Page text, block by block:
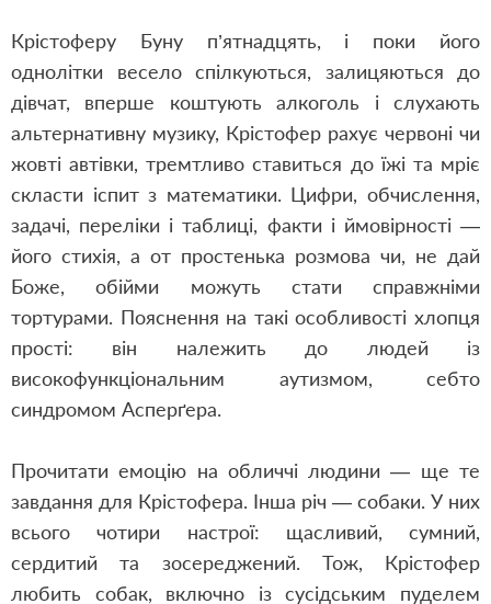
Крістоферу Буну п’ятнадцять, і поки його
однолітки весело спілкуються, залицяються до
дівчат, вперше коштують алкоголь і слухають
альтернативну музику, Крістофер рахує червоні чи
жовті автівки, тремтливо ставиться до їжі та мріє
скласти іспит з математики. Цифри, обчислення,
задачі, переліки і таблиці, факти і ймовірності —
його стихія, а от простенька розмова чи, не дай
Боже, обійми можуть стати справжніми
тортурами. Пояснення на такі особливості хлопця
прості: він належить до людей із
високофункціональним аутизмом, себто
синдромом Асперґера.
Прочитати емоцію на обличчі людини — ще те
завдання для Крістофера. Інша річ — собаки. У них
всього чотири настрої: щасливий, сумний,
сердитий та зосереджений. Тож, Крістофер
любить собак, включно із сусідським пуделем